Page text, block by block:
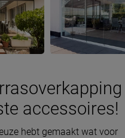
accessoires!
hebt gemaakt wat voor